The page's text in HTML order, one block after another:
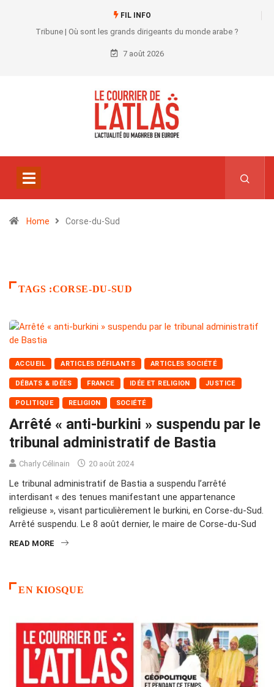
FIL INFO
Tribune | Où sont les grands dirigeants du monde arabe ?
7 août 2026
Home Corse-du-Sud
TAGS :CORSE-DU-SUD
ACCUEIL ARTICLES DÉFILANTS ARTICLES SOCIÉTÉ
DÉBATS & IDÉES FRANCE IDÉE ET RELIGION JUSTICE
POLITIQUE RELIGION SOCIÉTÉ
Arrêté « anti-burkini » suspendu par le
tribunal administratif de Bastia
Charly Célinain 20 août 2024
Le tribunal administratif de Bastia a suspendu l’arrêté
interdisant « des tenues manifestant une appartenance
religieuse », visant particulièrement le burkini, en Corse-du-Sud.
Arrêté suspendu. Le 8 août dernier, le maire de Corse-du-Sud
READ MORE
EN KIOSQUE